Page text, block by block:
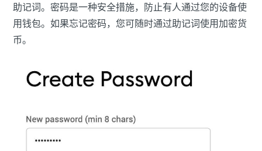
助记词。密码是一种安全措施，防止有人通过您的设备使
用钱包。如果忘记密码，您可随时通过助记词使用加密货
币。